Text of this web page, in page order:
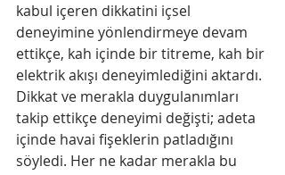
kabul içeren dikkatini içsel
deneyimine yönlendirmeye devam
ettikçe, kah içinde bir titreme, kah bir
elektrik akışı deneyimlediğini aktardı.
Dikkat ve merakla duygulanımları
takip ettikçe deneyimi değişti; adeta
içinde havai fişeklerin patladığını
söyledi. Her ne kadar merakla bu